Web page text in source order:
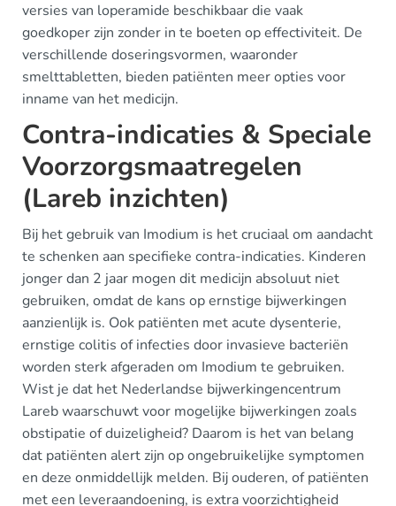
versies van loperamide beschikbaar die vaak
goedkoper zijn zonder in te boeten op effectiviteit. De
verschillende doseringsvormen, waaronder
smelttabletten, bieden patiënten meer opties voor
inname van het medicijn.
Contra-indicaties & Speciale
Voorzorgsmaatregelen
(Lareb inzichten)
Bij het gebruik van Imodium is het cruciaal om aandacht
te schenken aan specifieke contra-indicaties. Kinderen
jonger dan 2 jaar mogen dit medicijn absoluut niet
gebruiken, omdat de kans op ernstige bijwerkingen
aanzienlijk is. Ook patiënten met acute dysenterie,
ernstige colitis of infecties door invasieve bacteriën
worden sterk afgeraden om Imodium te gebruiken.
Wist je dat het Nederlandse bijwerkingencentrum
Lareb waarschuwt voor mogelijke bijwerkingen zoals
obstipatie of duizeligheid? Daarom is het van belang
dat patiënten alert zijn op ongebruikelijke symptomen
en deze onmiddellijk melden. Bij ouderen, of patiënten
met een leveraandoening, is extra voorzichtigheid